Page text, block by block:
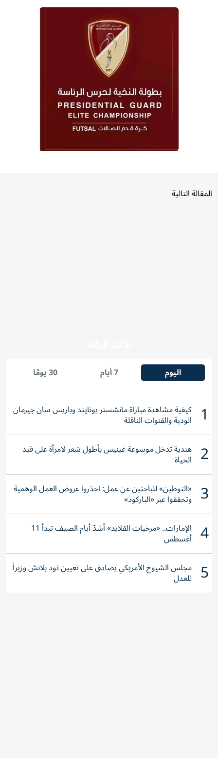
المقالة التالية
اليوم 7 أيام 30 يومًا
1 كيفية مشاهدة مباراة مانشستر يونايتد وباريس سان جيرمان
الودية والقنوات الناقلة
2 هندية تدخل موسوعة غينيس بأطول شعر لامرأة على قيد
الحياة
3 «التوطين» للباحثين عن عمل: احذروا عروض العمل الوهمية
وتحققوا عبر «الباركود»
4 الإمارات.. «مرخيات القلايد» أشدّ أيام الصيف تبدأ 11
أغسطس
5 مجلس الشيوخ الأمريكي يصادق على تعيين تود بلانش وزيراً
للعدل